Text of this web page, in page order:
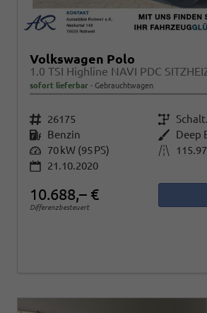
Volkswagen Polo
1.0 TSI Highline NAVI PDC
sofort lieferbar Gebrauchtwagen
Fahrzeugnr. 26175 Getriebe
Kraftstoff Benzin Außenfarbe Deep
Leistung 70 kW (95 PS) Kilometerstand
21.10.2020
10.688,– €
Differenzbesteuert